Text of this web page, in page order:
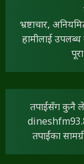
भ्रष्टाचार,
हामीलाई उपलब्ध
तपाईंसँग कुनै
तपाईंका